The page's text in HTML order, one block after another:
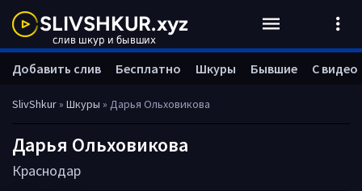
SlivShkur» Шкуры » Дарья Ольховикова
Дарья Ольховикова
Краснодар
Добавить слив Бесплатно Шкуры Бывшие С видео